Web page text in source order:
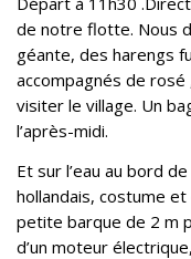
de notre flotte. Nous
géante, des harengs
accompagnés de
visiter le village. Un
l’après-midi.
Et sur l’eau au bord
hollandais, costume
petite barque de 2 m
d’un moteur